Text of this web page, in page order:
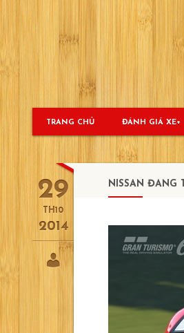
TRANG CHỦ ĐÁNH GIÁ XE
NISSAN ĐANG
29
TH10
2014